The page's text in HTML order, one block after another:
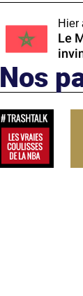
Hier
Le
Nos